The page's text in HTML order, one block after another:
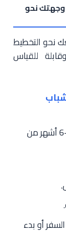
وجهتك نحو
نحو التخطيط
للقياس
تكوين صندوق للطوارئ: يغطي 3-6 أشهر من
أو بدء